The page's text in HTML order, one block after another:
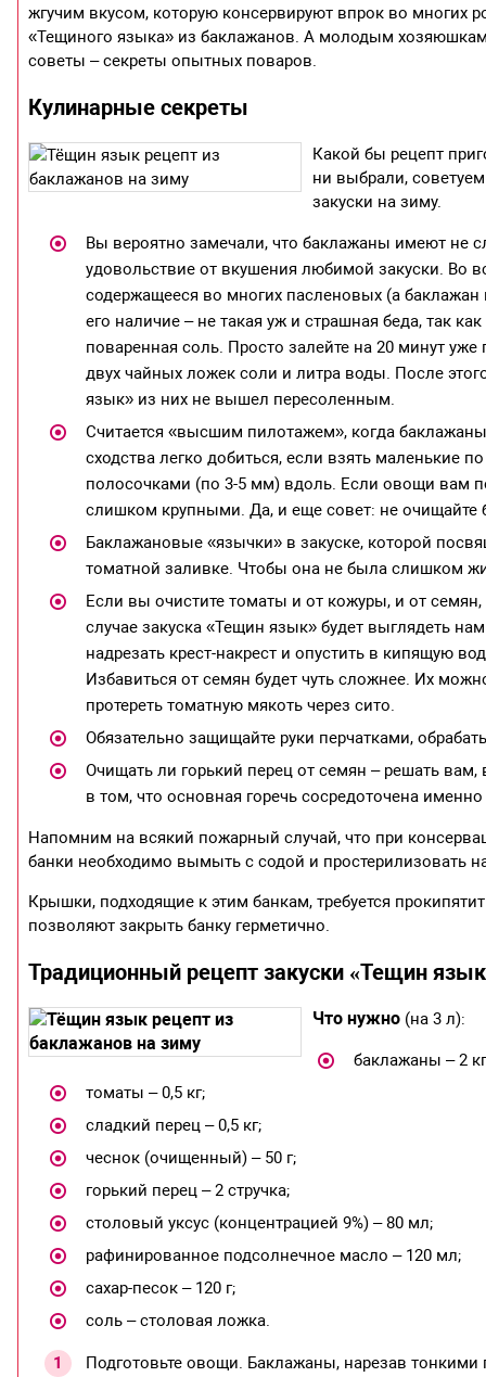
жгучим вкусом, которую консервируют впрок во многих
«Тещиного языка» из баклажанов. А молодым
советы – секреты опытных поваров.
Кулинарные секреты
Какой бы рецепт
ни выбрали,
закуски на зиму.
Вы вероятно замечали, что баклажаны имеют не
удовольствие от вкушения любимой закуски. Во
содержащееся во многих пасленовых (а баклажан
его наличие – не такая уж и страшная беда, так
поваренная соль. Просто залейте на 20 минут
двух чайных ложек соли и литра воды. После
язык» из них не вышел пересоленным.
Считается «высшим пилотажем», когда
сходства легко добиться, если взять маленькие
полосочками (по 3-5 мм) вдоль. Если овощи вам
слишком крупными. Да, и еще совет: не очищайте
Баклажановые «язычки» в закуске, которой
томатной заливке. Чтобы она не была слишком
Если вы очистите томаты и от кожуры, и от
случае закуска «Тещин язык» будет выглядеть
надрезать крест-накрест и опустить в кипящую
Избавиться от семян будет чуть сложнее. Их
протереть томатную мякоть через сито.
Обязательно защищайте руки перчатками,
Очищать ли горький перец от семян – решать вам,
в том, что основная горечь сосредоточена
Напомним на всякий пожарный случай, что при
банки необходимо вымыть с содой и простерилизовать
Крышки, подходящие к этим банкам, требуется
позволяют закрыть банку герметично.
Традиционный рецепт закуски «Тещин
Что нужно (на 3 л):
баклажаны – 2
томаты – 0,5 кг;
сладкий перец – 0,5 кг;
чеснок (очищенный) – 50 г;
горький перец – 2 стручка;
столовый уксус (концентрацией 9%) – 80 мл;
рафинированное подсолнечное масло – 120 мл;
сахар-песок – 120 г;
соль – столовая ложка.
Подготовьте овощи. Баклажаны, нарезав